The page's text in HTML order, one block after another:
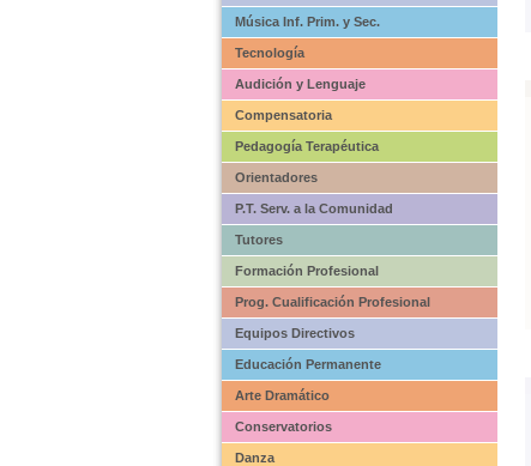
Música Inf. Prim. y Sec.
Tecnología
Audición y Lenguaje
Compensatoria
Pedagogía Terapéutica
Orientadores
P.T. Serv. a la Comunidad
Tutores
Formación Profesional
Prog. Cualificación Profesional
Equipos Directivos
Educación Permanente
Arte Dramático
Conservatorios
Danza